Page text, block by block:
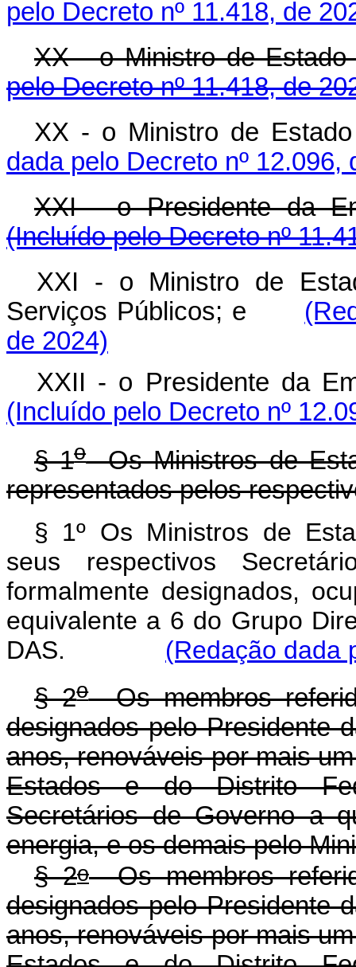
pelo Decreto nº 11.418, de
XX - o Ministro de
pelo Decreto nº 11.418, de
XX - o Ministro de
dada pelo Decreto nº 12.096,
XXI - o Presidente da
(Incluído pelo Decreto nº
XXI - o Ministro de
Serviços Públicos; e
de 2024)
XXII - o Presidente da
(Incluído pelo Decreto nº
§ 1oOs Ministros de
representados pelos
§ 1º Os Ministros de
seus respectivos
formalmente designados,
equivalente a 6 do Grupo
DAS. (Redação dada
§ 2oOs membros
designados pelo Presidente
anos, renováveis por mais
Estados e do Distrito
Secretários de Governo a
energia, e os demais pelo
§ 2oOs membros
designados pelo Presidente
anos, renováveis por mais